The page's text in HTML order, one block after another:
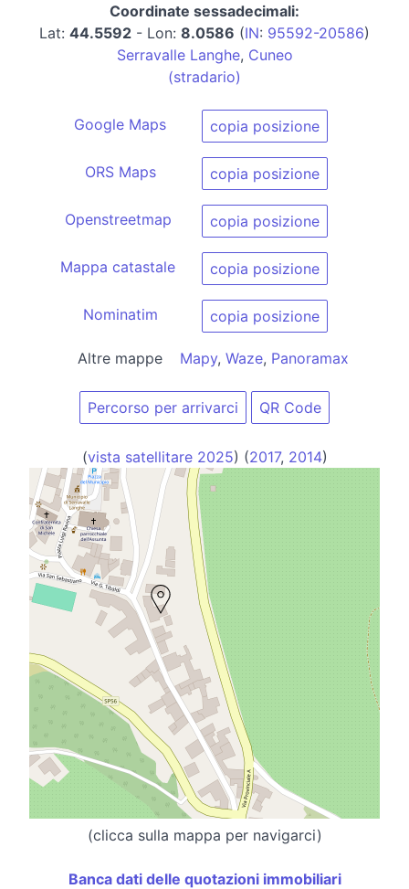
Coordinate sessadecimali:
Lat: 44.5592 - Lon: 8.0586 (IN: 95592-20586)
Serravalle Langhe, Cuneo
(stradario)
Google Maps copia posizione
ORS Maps copia posizione
Openstreetmap copia posizione
Mappa catastale copia posizione
Nominatim copia posizione
Altre mappe Mapy, Waze, Panoramax
Percorso per arrivarci QR Code
(vista satellitare 2025) (2017, 2014)
(clicca sulla mappa per navigarci)
Banca dati delle quotazioni immobiliari